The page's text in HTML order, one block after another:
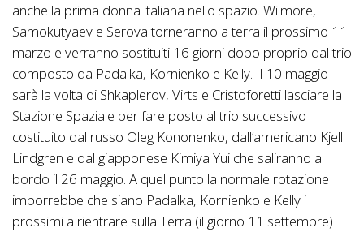
anche la prima donna italiana nello spazio. Wilmore,
Samokutyaev e Serova torneranno a terra il prossimo 11
marzo e verranno sostituiti 16 giorni dopo proprio dal trio
composto da Padalka, Kornienko e Kelly. Il 10 maggio
sarà la volta di Shkaplerov, Virts e Cristoforetti lasciare la
Stazione Spaziale per fare posto al trio successivo
costituito dal russo Oleg Kononenko, dall’americano Kjell
Lindgren e dal giapponese Kimiya Yui che saliranno a
bordo il 26 maggio. A quel punto la normale rotazione
imporrebbe che siano Padalka, Kornienko e Kelly i
prossimi a rientrare sulla Terra (il giorno 11 settembre)